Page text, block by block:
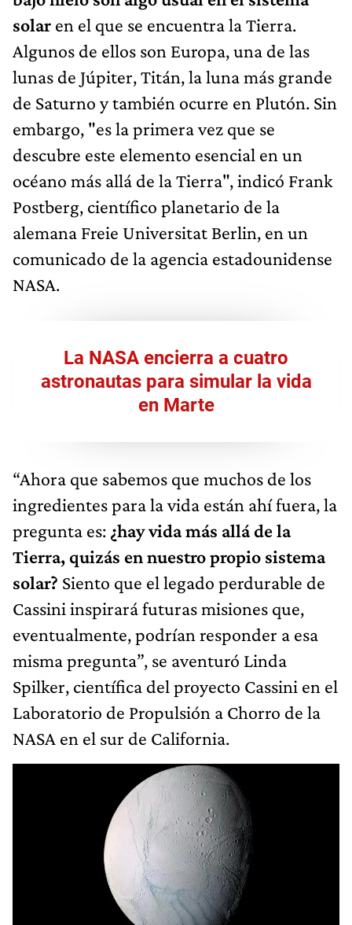
solar en el que se encuentra la Tierra.
Algunos de ellos son Europa, una de las
lunas de Júpiter, Titán, la luna más grande
de Saturno y también ocurre en Plutón. Sin
embargo, "es la primera vez que se
descubre este elemento esencial en un
océano más allá de la Tierra", indicó Frank
Postberg, científico planetario de la
alemana Freie Universitat Berlin, en un
comunicado de la agencia estadounidense
NASA.
La NASA encierra a cuatro
astronautas para simular la vida
en Marte
“Ahora que sabemos que muchos de los
ingredientes para la vida están ahí fuera, la
pregunta es: ¿hay vida más allá de la
Tierra, quizás en nuestro propio sistema
solar? Siento que el legado perdurable de
Cassini inspirará futuras misiones que,
eventualmente, podrían responder a esa
misma pregunta”, se aventuró Linda
Spilker, científica del proyecto Cassini en el
Laboratorio de Propulsión a Chorro de la
NASA en el sur de California.